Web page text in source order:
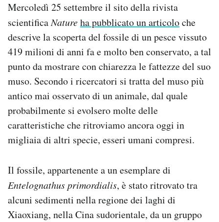
I MIEI PREFERITI
SHOP
CALENDARIO
AREA PERSONALE
Regala il Post
Hai bisogno di aiuto?
Esci
Mercoledì 25 settembre il sito della rivista
scientificaNatureha pubblicato un articoloche
descrive la scoperta del fossile di un pesce vissuto
419 milioni di anni fa e molto ben conservato, a tal
punto da mostrare con chiarezza le fattezze del suo
muso. Secondo i ricercatori si tratta del muso più
antico mai osservato di un animale, dal quale
probabilmente si evolsero molte delle
caratteristiche che ritroviamo ancora oggi in
migliaia di altri specie, esseri umani compresi.
Il fossile, appartenente a un esemplare di
Entelognathus primordialis, è stato ritrovato tra
alcuni sedimenti nella regione dei laghi di
Xiaoxiang, nella Cina sudorientale, da un gruppo